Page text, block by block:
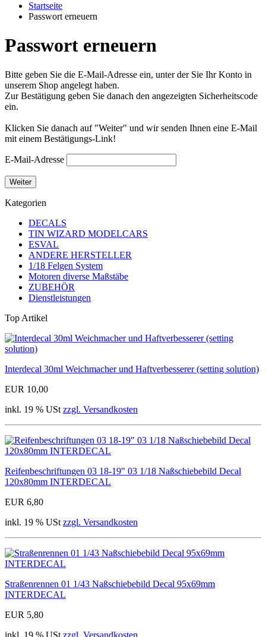
Startseite
Passwort erneuern
Passwort erneuern
Bitte geben Sie die E-Mail-Adresse ein, unter der Sie Ihr Konto in
unserem Shop angelegt haben.
Zur Bestätigung geben Sie danach den angezeigten Sicherheitscode
ein.
Klicken Sie danach auf "Weiter" und wir senden Ihnen eine E-Mail
mit einem Bestätigungs-Link!
E-Mail-Adresse
Weiter
Kategorien
DECALS
TIN WIZARD MODELCARS
ESVAL
ANDERE HERSTELLER
1/18 Felgen System
Motoren diverse Maßstäbe
ZUBEHÖR
Dienstleistungen
Top Artikel
Interdecal 30ml Weichmacher und Haftverbesserer (setting solution)
EUR 10,00
inkl. 19 % USt zzgl. Versandkosten
Reifenbeschriftungen 03 18-19" 03 1/18 Naßschiebebild Decal
120x80mm INTERDECAL
EUR 6,80
inkl. 19 % USt zzgl. Versandkosten
Straßenrennen 01 1/43 Naßschiebebild Decal 95x69mm
INTERDECAL
EUR 5,80
inkl. 19 % USt zzgl. Versandkosten